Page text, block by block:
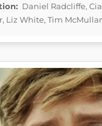
Daniel Radcliffe,
Liz White, Tim